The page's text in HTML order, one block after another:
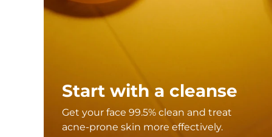
Start with a cleanse
Get your face 99.5% clean and treat
acne-prone skin more effectively.
All acne treatment devices
All revitalizing eye massagers
Pielęgnacja skóry KIWI™
LUNA™ Dual-Peptide Scalp
Serum